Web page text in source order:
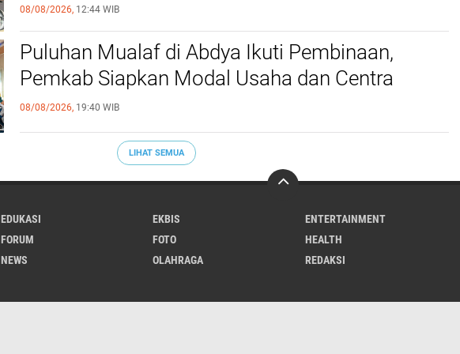
08/08/2026, 12:44 WIB
Puluhan Mualaf di Abdya Ikuti Pembinaan,
Pemkab Siapkan Modal Usaha dan Centra
08/08/2026, 19:40 WIB
LIHAT SEMUA
EDUKASI EKBIS
ENTERTAINMENT
FORUM FOTO
HEALTH
NEWS OLAHRAGA
REDAKSI